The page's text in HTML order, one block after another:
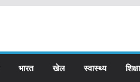
भारत खेल स्वास्थ्य शिक्षा